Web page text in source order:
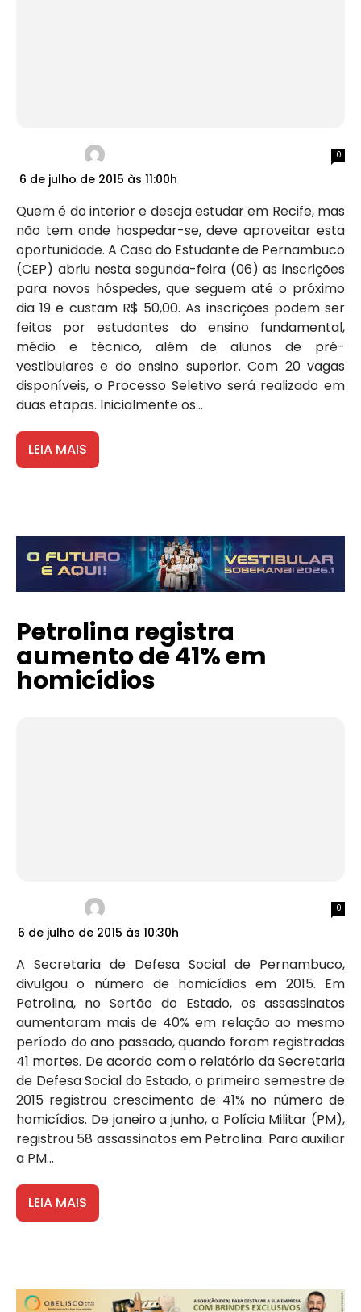
6 de julho de 2015 às 11:00h
0
Quem é do interior e deseja estudar em Recife, mas
não tem onde hospedar-se, deve aproveitar esta
oportunidade. A Casa do Estudante de Pernambuco
(CEP) abriu nesta segunda-feira (06) as inscrições
para novos hóspedes, que seguem até o próximo
dia 19 e custam R$ 50,00. As inscrições podem ser
feitas por estudantes do ensino fundamental,
médio e técnico, além de alunos de pré-
vestibulares e do ensino superior. Com 20 vagas
disponíveis, o Processo Seletivo será realizado em
duas etapas. Inicialmente os...
LEIA MAIS
Petrolina registra
aumento de 41% em
homicídios
6 de julho de 2015 às 10:30h
0
A Secretaria de Defesa Social de Pernambuco,
divulgou o número de homicídios em 2015. Em
Petrolina, no Sertão do Estado, os assassinatos
aumentaram mais de 40% em relação ao mesmo
período do ano passado, quando foram registradas
41 mortes. De acordo com o relatório da Secretaria
de Defesa Social do Estado, o primeiro semestre de
2015 registrou crescimento de 41% no número de
homicídios. De janeiro a junho, a Polícia Militar (PM),
registrou 58 assassinatos em Petrolina. Para auxiliar
a PM...
LEIA MAIS